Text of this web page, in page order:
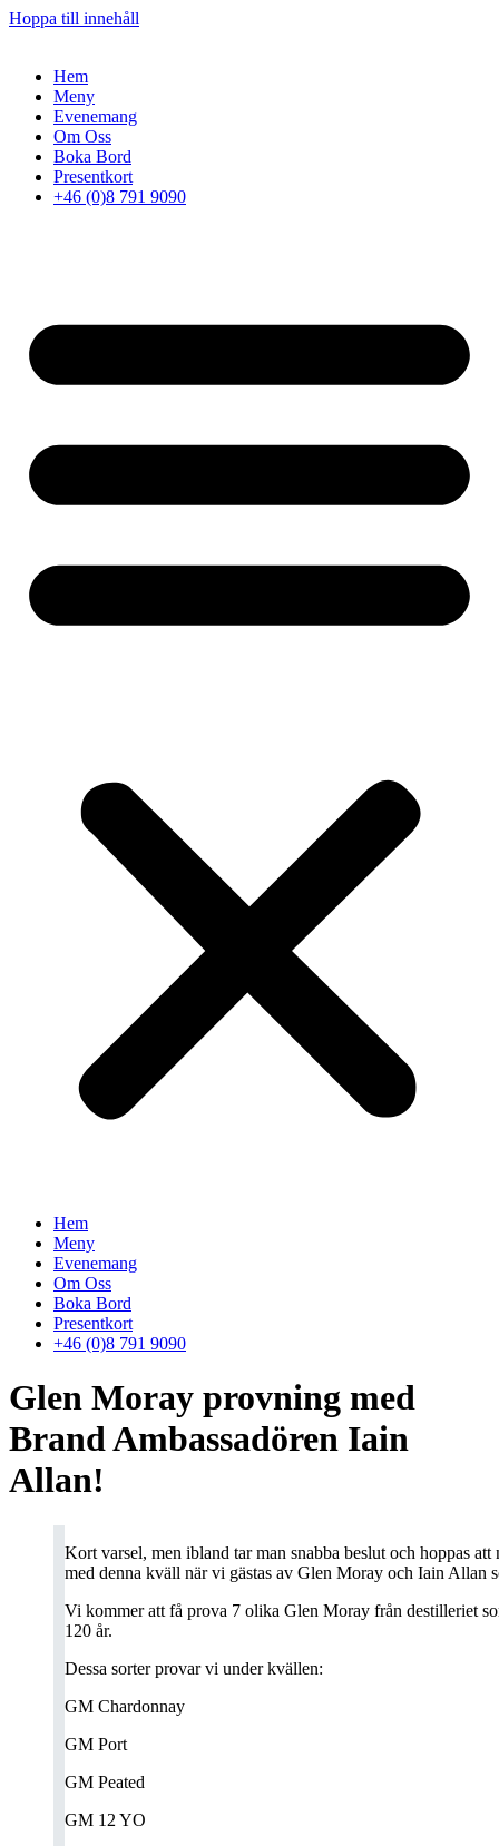
Hoppa till innehåll
Hem
Meny
Evenemang
Om Oss
Boka Bord
Presentkort
+46 (0)8 791 9090
Hem
Meny
Evenemang
Om Oss
Boka Bord
Presentkort
+46 (0)8 791 9090
Glen Moray provning med
Brand Ambassadören Iain
Allan!
Kort varsel, men ibland tar man snabba beslut och hoppas att
med denna kväll när vi gästas av Glen Moray och Iain Allan
Vi kommer att få prova 7 olika Glen Moray från destilleriet
120 år.
Dessa sorter provar vi under kvällen:
GM Chardonnay
GM Port
GM Peated
GM 12 YO